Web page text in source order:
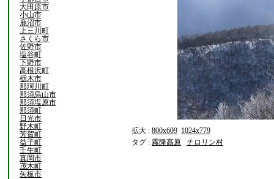
大田原市
小山市
鹿沼市
上三川町
さくら市
佐野市
塩谷町
下野市
高根沢町
栃木市
那珂川町
那須烏山市
那須塩原市
那須町
日光市
野木町
芳賀町
益子町
壬生町
真岡市
茂木町
矢板市
拡大 : 800x609 1024x779
タグ : 霧降高原 チロリン村